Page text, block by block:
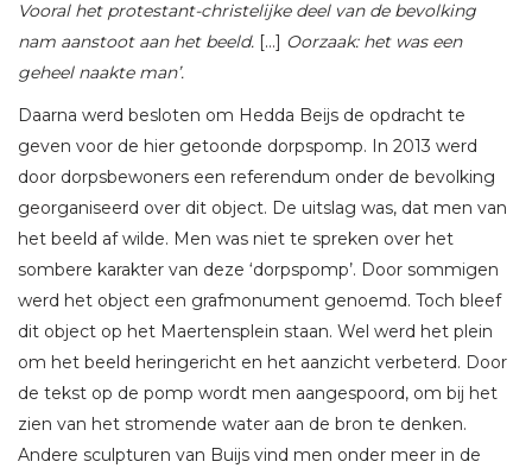
Vooral het protestant-christelijke deel van de bevolking
nam aanstoot aan het beeld. […] Oorzaak: het was een
geheel naakte man’.
Daarna werd besloten om Hedda Beijs de opdracht te
geven voor de hier getoonde dorpspomp. In 2013 werd
door dorpsbewoners een referendum onder de bevolking
georganiseerd over dit object. De uitslag was, dat men van
het beeld af wilde. Men was niet te spreken over het
sombere karakter van deze ‘dorpspomp’. Door sommigen
werd het object een grafmonument genoemd. Toch bleef
dit object op het Maertensplein staan. Wel werd het plein
om het beeld heringericht en het aanzicht verbeterd. Door
de tekst op de pomp wordt men aangespoord, om bij het
zien van het stromende water aan de bron te denken.
Andere sculpturen van Buijs vind men onder meer in de